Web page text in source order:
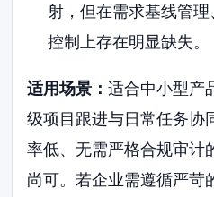
射，但在需求基线管
控制上存在明显缺失。
适用场景：适合中小型产
级项目跟进与日常任务协
率低、无需严格合规审计
尚可。若企业需遵循严苛